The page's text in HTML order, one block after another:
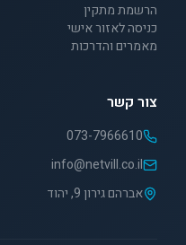
הרשמת מתקין
כניסה לאזור אישי
מאמרים והדרכות
צור קשר
073-7966610
info@netvill.co.il
אברהם גירון 9, יהוד